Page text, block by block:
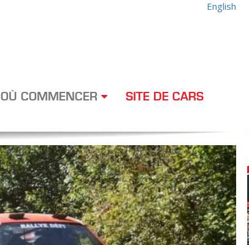
English
OÙ COMMENCER
SITE DE CARS